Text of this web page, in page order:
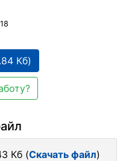
Кб)
Кб (Скачать файл)